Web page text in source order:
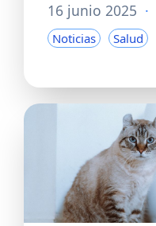
16 junio 2025 ·
Noticias Salud